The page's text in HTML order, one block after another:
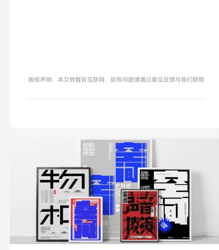
版权声明：本文转载自互联网，如有问题请通过意见反馈与我们联络